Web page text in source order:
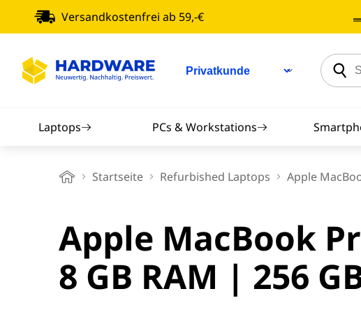
Versandkostenfrei ab 59,-€
Laptops
14 Zoll Laptops
15 Zoll Laptops
PCs & Workstations
Workstations
All-in-One PCs Samsung
Startseite Refurbished Laptops Apple
Apple MacBook
8 GB RAM | 256